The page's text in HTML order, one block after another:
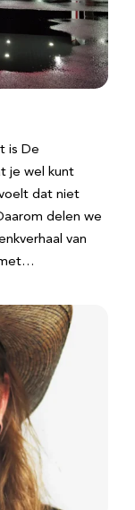
is De
je wel kunt
dat niet
delen we
van